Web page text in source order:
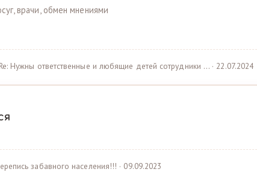
врачи, обмен мнениями
Нужны ответственные и любящие детей сотрудники … · 22.07.2024
забавного населения!!! · 09.09.2023